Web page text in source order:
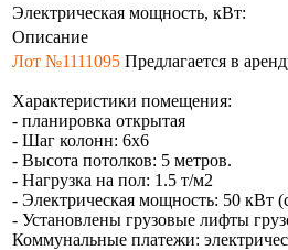
Электрическая мощность, кВт:
Описание
Лот №1111095 Пpeдлaгaетcя в
Характеристики помещения:
- планировка открытая
- Шаг колонн: 6х6
- Высота потолков: 5 метров.
- Нагрузка на пол: 1.5 т/м2
- Электрическая мощность: 50 кВт
- Установлены грузовые лифты
Коммунальные платежи: